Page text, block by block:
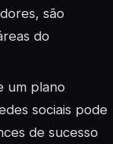
são
do
um plano
sociais pode
de sucesso